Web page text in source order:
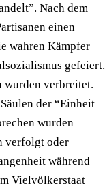
Nach dem
einen
wahren Kämpfer
gefeiert.
wurden verbreitet.
der “Einheit
wurden
verfolgt oder
während
Vielvölkerstaat